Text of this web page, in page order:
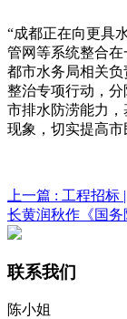
“成都正在向更具
管网等系统整合
都市水务局相关
整治专项行动，
市排水防涝能力
现象，切实提高市
上一篇 : 工程招标
长黄润秋作《国务
联系我们
陈小姐